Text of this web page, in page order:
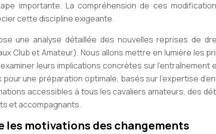
importante. La compréhension de ces
cette discipline exigeante.
une analyse détaillée des nouvelles reprises de
Club et Amateur). Nous allons mettre en lumière les
leurs implications concrètes sur
une préparation optimale, basés sur l’expertise
accessibles à tous les cavaliers amateurs, des
et accompagnants.
les motivations des changements